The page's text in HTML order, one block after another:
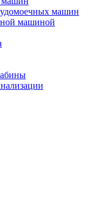
машин
машиной